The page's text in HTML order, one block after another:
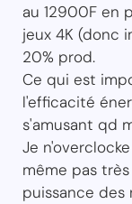
au 12900F en
jeux 4K (donc
20% prod.
Ce qui est
l'efficacité
s'amusant qd
Je
même pas
puissance des